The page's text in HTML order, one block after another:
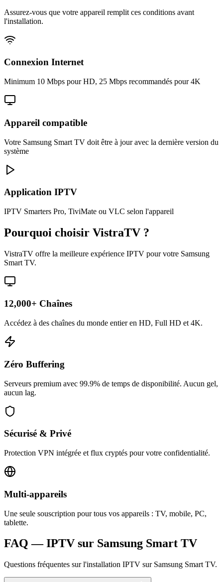
Assurez-vous que votre appareil remplit ces conditions avant
l'installation.
Connexion Internet
Minimum 10 Mbps pour HD, 25 Mbps recommandés pour 4K
Appareil compatible
Votre Samsung Smart TV doit être à jour avec la dernière version du
système
Application IPTV
IPTV Smarters Pro, TiviMate ou VLC selon l'appareil
Pourquoi choisir VistraTV ?
VistraTV offre la meilleure expérience IPTV pour votre Samsung
Smart TV.
12,000+ Chaînes
Accédez à des chaînes du monde entier en HD, Full HD et 4K.
Zéro Buffering
Serveurs premium avec 99.9% de temps de disponibilité. Aucun gel,
aucun lag.
Sécurisé & Privé
Protection VPN intégrée et flux cryptés pour votre confidentialité.
Multi-appareils
Une seule souscription pour tous vos appareils : TV, mobile, PC,
tablette.
FAQ — IPTV sur Samsung Smart TV
Questions fréquentes sur l'installation IPTV sur Samsung Smart TV.